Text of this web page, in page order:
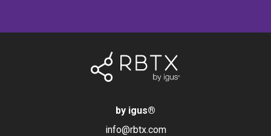
by igus®
info@rbtx.com